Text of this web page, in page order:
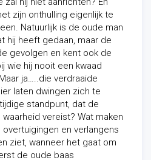
zijn onthulling eigenlijk te
Natuurlijk is de oude man
hij heeft gedaan, maar de
gevolgen en kent ook de
wie hij nooit een kwaad
ja…..die verdraaide
laten dwingen zich te
standpunt, dat de
vereist? Wat maken
en verlangens
ziet, wanneer het gaat om
de oude baas